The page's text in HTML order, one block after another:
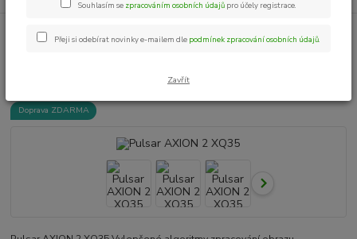
2 XQ35
Pulsar AXION 2 XQ35
Doprava ZDARMA
Souhlasím se zpracováním osobních údajů pro účely registrace.
Přeji si odebírat novinky e-mailem dle podmínek zpracování osobních údajů.
Zavřít